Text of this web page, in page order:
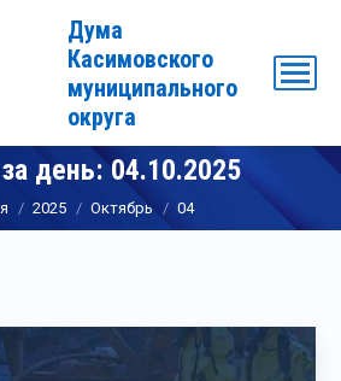
Дума
Касимовского
муниципального
округа
день:04.10.2025
2025 Октябрь 04